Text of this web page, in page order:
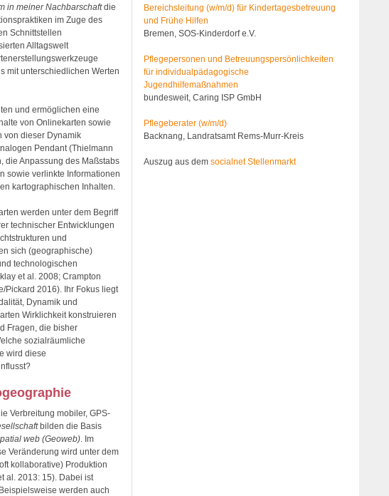
in meiner Nachbarschaftdie
im Zuge des
Schnittstellen
Alltagswelt
mit unterschiedlichen Werten
und ermöglichen eine
von Onlinekarten sowie
von dieser Dynamik
Pendant (Thielmann
die Anpassung des Maßstabs
sowie verlinkte Informationen
kartographischen Inhalten.
werden unter dem Begriff
technischer Entwicklungen
und
sich (geographische)
technologischen
et al. 2008; Crampton
Pickard 2016). Ihr Fokus liegt
Dynamik und
Wirklichkeit konstruieren
Fragen, die bisher
sozialräumliche
wird diese
Verbreitung mobiler, GPS-
bilden die Basis
web (Geoweb). Im
Veränderung wird unter dem
kollaborative) Produktion
al. 2013: 15). Dabei ist
werden auch
Bereichsleitung (w/m/d) für Kindertages­betreuung
und Frühe Hilfen
Bremen, SOS-Kinderdorf e.V.
Pflegepersonen und Betreuungs­persönlichkeiten
für individualpädagogische
Jugendhilfemaßnahmen
bundesweit, Caring ISP GmbH
Pflegeberater (w/m/d)
Backnang, Landratsamt Rems-Murr-Kreis
Auszug aus dem socialnet Stellenmarkt